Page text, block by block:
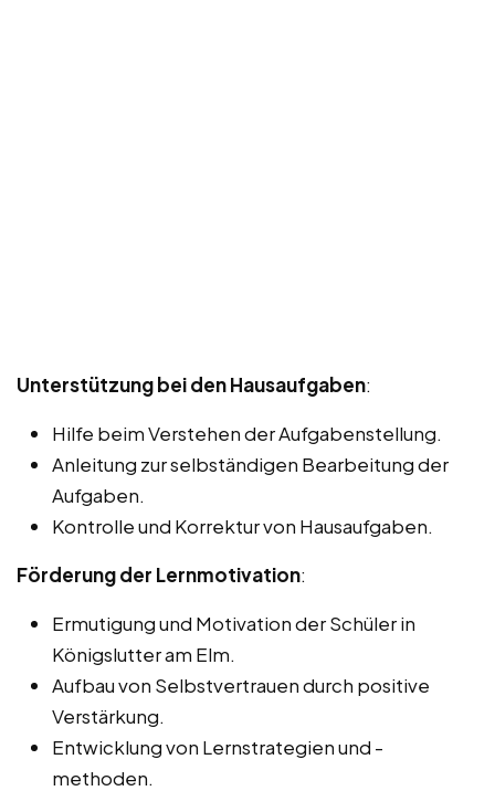
Unterstützung bei den Hausaufgaben:
Hilfe beim Verstehen der Aufgabenstellung.
Anleitung zur selbständigen Bearbeitung der
Aufgaben.
Kontrolle und Korrektur von Hausaufgaben.
Förderung der Lernmotivation:
Ermutigung und Motivation der Schüler in
Königslutter am Elm.
Aufbau von Selbstvertrauen durch positive
Verstärkung.
Entwicklung von Lernstrategien und -
methoden.